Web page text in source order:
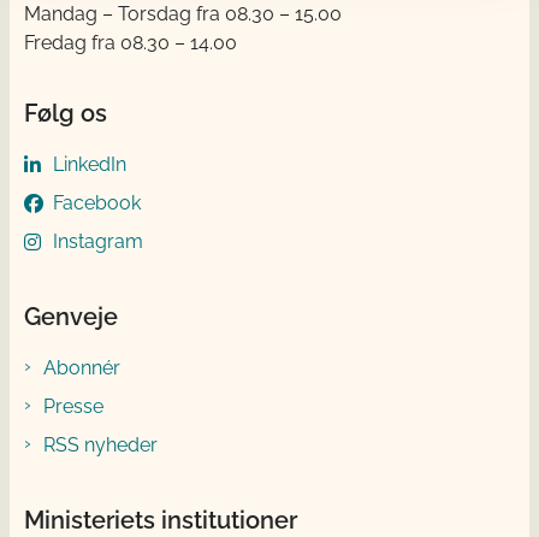
Mandag – Torsdag fra 08.30 – 15.00
Fredag fra 08.30 – 14.00
Følg os
LinkedIn
Facebook
Instagram
Genveje
Abonnér
Presse
RSS nyheder
Ministeriets institutioner